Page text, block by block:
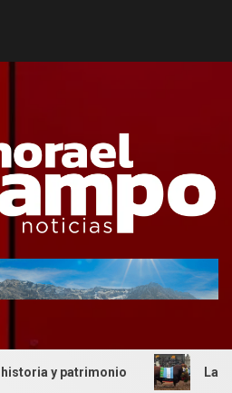
La genética